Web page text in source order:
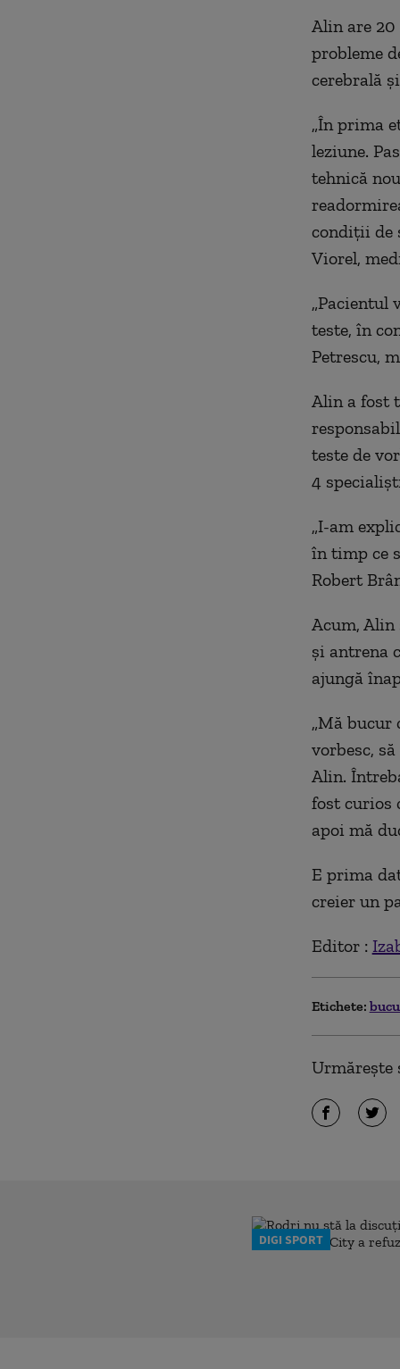
Alin are
probleme
cerebrală
„În prima
leziune.
tehnică
condiții de
Viorel,
„Pacientul
teste, în
Petrescu,
Alin a fost
teste de
4
„I-am
în timp ce
Robert
Acum,
și antrena
ajungă
„Mă bucur
vorbesc,
Alin.
fost curios
apoi mă
E prima
creier un
Editor :
Etichete:
Urmărește
DIGI SPORT